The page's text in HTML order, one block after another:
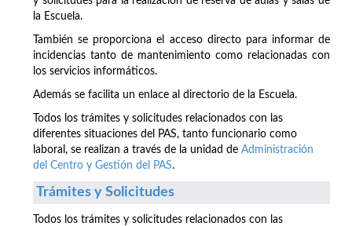
la Escuela.
También se proporciona el acceso directo para informar de
incidencias tanto de mantenimiento como relacionadas con
los servicios informáticos.
Además se facilita un enlace al directorio de la Escuela.
Todos los trámites y solicitudes relacionados con las
diferentes situaciones del PAS, tanto funcionario como
laboral, se realizan a través de la unidad de Administración
del Centro y Gestión del PAS.
Trámites y Solicitudes
Todos los trámites y solicitudes relacionados con las